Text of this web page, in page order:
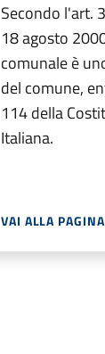
Secondo l'art.
18 agosto
comunale è
del comune,
114 della
Italiana.
VAI ALLA PAGINA